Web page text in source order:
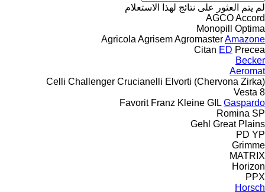
لم يتم العثور على نتائج لهذا الاستعلام
AGCOAccord
Monopill
Optima
Agricola AgrisemAgromasterAmazone
Citan ED Precea
Becker
Aeromat
Celli Challenger Crucianelli Elvorti (Chervona Zirka)
8
Vesta
Favorit Franz Kleine GIL Gaspardo
Romina SP
Gehl Great Plains
PD YP
Grimme
MATRIX
Horizon
PPX
Horsch